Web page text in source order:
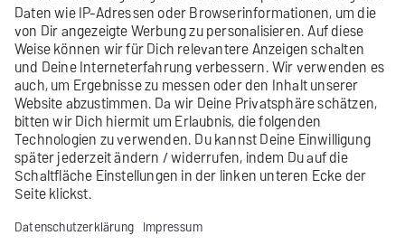
Im Folgenden finden Sie jeweils ein Beispiel für die
Event-XML-Tags.